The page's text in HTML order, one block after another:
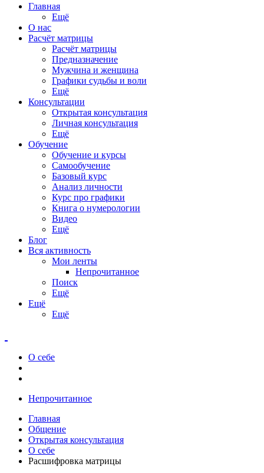
Главная
Ещё
О нас
Расчёт матрицы
Расчёт матрицы
Предназначение
Мужчина и женщина
Графики судьбы и воли
Ещё
Консультации
Открытая консультация
Личная консультация
Ещё
Обучение
Обучение и курсы
Самообучение
Базовый курс
Анализ личности
Курс про графики
Книга о нумерологии
Видео
Ещё
Блог
Вся активность
Мои ленты
Непрочитанное
Поиск
Ещё
Ещё
Ещё
О себе
Непрочитанное
Главная
Общение
Открытая консультация
О себе
Расшифровка матрицы